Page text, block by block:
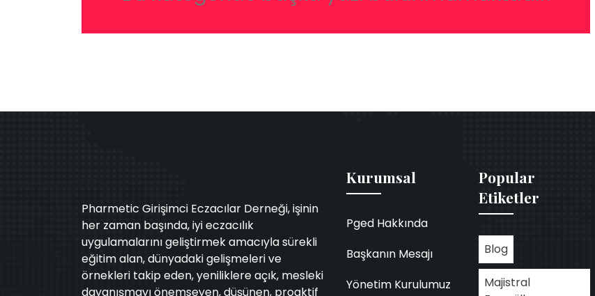
Pharmetic Girişimci Eczacılar Derneği, işinin
her zaman başında, iyi eczacılık
uygulamalarını geliştirmek amacıyla sürekli
eğitim alan, dünyadaki gelişmeleri ve
örnekleri takip eden, yeniliklere açık, mesleki
dayanışmayı önemseyen, düşünen, proaktif
Kurumsal
Pged Hakkında
Başkanın Mesajı
Yönetim Kurulumuz
Popular
Etiketler
Blog
Majistral